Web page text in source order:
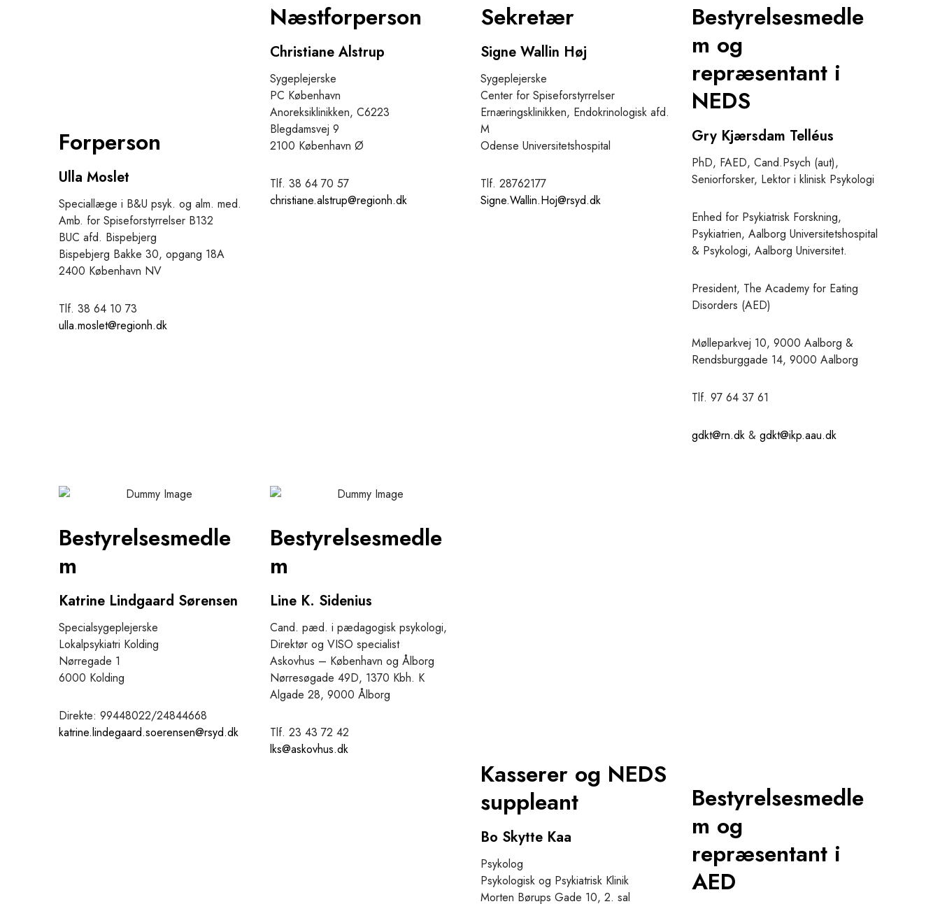
Forperson
Ulla Moslet
Speciallæge i B&U psyk. og alm. med.
Amb. for Spiseforstyrrelser B132
BUC afd. Bispebjerg
Bispebjerg Bakke 30, opgang 18A
2400 København NV
Tlf. 38 64 10 73
ulla.moslet@regionh.dk
Næstforperson
Christiane Alstrup
Sygeplejerske
PC København
Anoreksiklinikken, C6223
Blegdamsvej 9
2100 København Ø
Tlf. 38 64 70 57
christiane.alstrup@regionh.dk
Sekretær
Signe Wallin Høj
Sygeplejerske
Center for Spiseforstyrrelser
Ernæringsklinikken, Endokrinologisk afd.
M
Odense Universitetshospital
Tlf. 28762177
Signe.Wallin.Hoj@rsyd.dk
Bestyrelsesmedle
m og
repræsentant i
NEDS
Gry Kjærsdam Telléus
PhD, FAED, Cand.Psych (aut),
Seniorforsker, Lektor i klinisk Psykologi
Enhed for Psykiatrisk Forskning,
Psykiatrien, Aalborg Universitetshospital
& Psykologi, Aalborg Universitet.
President, The Academy for Eating
Disorders (AED)
Mølleparkvej 10, 9000 Aalborg &
Rendsburggade 14, 9000 Aalborg
Tlf. 97 64 37 61
gdkt@rn.dk& gdkt@ikp.aau.dk
Bestyrelsesmedle
m
Katrine Lindgaard Sørensen
Specialsygeplejerske
Lokalpsykiatri Kolding
Nørregade 1
6000 Kolding
Direkte: 99448022/24844668
katrine.lindegaard.soerensen@rsyd.dk
Bestyrelsesmedle
m
Line K. Sidenius
Cand. pæd. i pædagogisk psykologi,
Direktør og VISO specialist
Askovhus – København og Ålborg
Nørresøgade 49D, 1370 Kbh. K
Algade 28, 9000 Ålborg
Tlf. 23 43 72 42
lks@askovhus.dk
Kasserer og NEDS
suppleant
Bo Skytte Kaa
Psykolog
Psykologisk og Psykiatrisk Klinik
Morten Børups Gade 10, 2. sal
Bestyrelsesmedle
m og
repræsentant i
AED